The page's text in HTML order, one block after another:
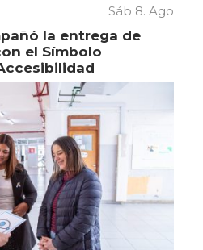
Sáb 8. Ago
la entrega de
el Símbolo